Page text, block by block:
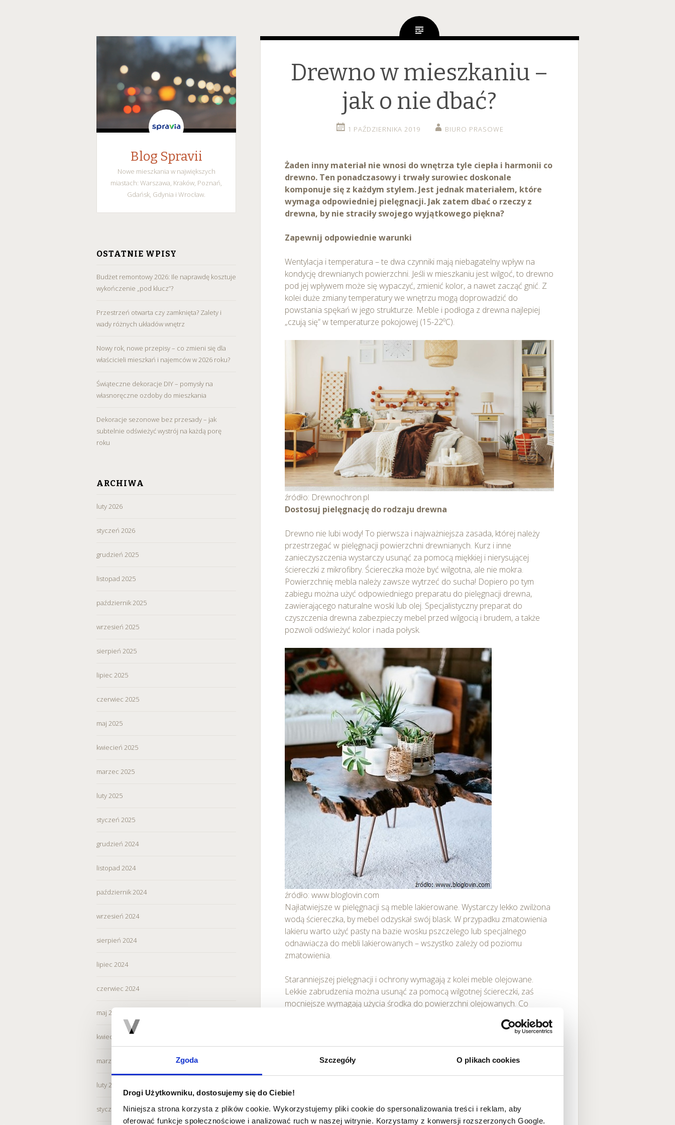
Zgoda Szczegóły O plikach cookies
Drogi Użytkowniku, dostosujemy się do Ciebie!
Niniejsza strona korzysta z plików cookie. Wykorzystujemy pliki cookie do spersonalizowania treści i reklam, aby
oferować funkcje społecznościowe i analizować ruch w naszej witrynie. Korzystamy z konwersji rozszerzonych Google.
Blog Spravii
Nowe mieszkania w największych
miastach: Warszawa, Kraków, Poznań,
Gdańsk, Gdynia i Wrocław.
CONTENT
OSTATNIE WPISY
Budżet remontowy 2026: Ile naprawdę kosztuje
wykończenie „pod klucz”?
Przestrzeń otwarta czy zamknięta? Zalety i
wady różnych układów wnętrz
Nowy rok, nowe przepisy – co zmieni się dla
właścicieli mieszkań i najemców w 2026 roku?
Świąteczne dekoracje DIY – pomysły na
własnoręczne ozdoby do mieszkania
Dekoracje sezonowe bez przesady – jak
subtelnie odświeżyć wystrój na każdą porę
roku
ARCHIWA
luty 2026
styczeń 2026
grudzień 2025
listopad 2025
październik 2025
wrzesień 2025
sierpień 2025
lipiec 2025
czerwiec 2025
maj 2025
kwiecień 2025
marzec 2025
luty 2025
styczeń 2025
grudzień 2024
listopad 2024
październik 2024
wrzesień 2024
sierpień 2024
lipiec 2024
czerwiec 2024
maj 2024
kwiecień 2024
marzec 2024
luty 2024
styczeń 2024
Drewno w mieszkaniu –
jak o nie dbać?
1 PAŹDZIERNIKA 2019 BIURO PRASOWE
Żaden inny materiał nie wnosi do wnętrza tyle ciepła i harmonii co
drewno. Ten ponadczasowy i trwały surowiec doskonale
komponuje się z każdym stylem. Jest jednak materiałem, które
wymaga odpowiedniej pielęgnacji. Jak zatem dbać o rzeczy z
drewna, by nie straciły swojego wyjątkowego piękna?
Zapewnij odpowiednie warunki
Wentylacja i temperatura – te dwa czynniki mają niebagatelny wpływ na
kondycję drewnianych powierzchni. Jeśli w mieszkaniu jest wilgoć, to drewno
pod jej wpływem może się wypaczyć, zmienić kolor, a nawet zacząć gnić. Z
kolei duże zmiany temperatury we wnętrzu mogą doprowadzić do
powstania spękań w jego strukturze. Meble i podłoga z drewna najlepiej
„czują się” w temperaturze pokojowej (15-22ºC).
źródło: Drewnochron.pl
Dostosuj pielęgnację do rodzaju drewna
Drewno nie lubi wody! To pierwsza i najważniejsza zasada, której należy
przestrzegać w pielęgnacji powierzchni drewnianych. Kurz i inne
zanieczyszczenia wystarczy usunąć za pomocą miękkiej i nierysującej
ściereczki z mikrofibry. Ściereczka może być wilgotna, ale nie mokra.
Powierzchnię mebla należy zawsze wytrzeć do sucha! Dopiero po tym
zabiegu można użyć odpowiedniego preparatu do pielęgnacji drewna,
zawierającego naturalne woski lub olej. Specjalistyczny preparat do
czyszczenia drewna zabezpieczy mebel przed wilgocią i brudem, a także
pozwoli odświeżyć kolor i nada połysk.
źródło: www.bloglovin.com
Najłatwiejsze w pielęgnacji są meble lakierowane. Wystarczy lekko zwilżona
wodą ściereczka, by mebel odzyskał swój blask. W przypadku zmatowienia
lakieru warto użyć pasty na bazie wosku pszczelego lub specjalnego
odnawiacza do mebli lakierowanych – wszystko zależy od poziomu
zmatowienia.
Staranniejszej pielęgnacji i ochrony wymagają z kolei meble olejowane.
Lekkie zabrudzenia można usunąć za pomocą wilgotnej ściereczki, zaś
mocniejsze wymagają użycia środka do powierzchni olejowanych. Co
roku warto również nałożyć nową warstwę oleju, by mebel lub podłoga
rysa, wystarczy zeszlifować powierzchnię papierem ściernym i pokryć nową
warstwą oleju i można znów cieszyć się idealnym meblem.
bardzo wyczulone na temperaturę. Postawienie szklanki z gorącym